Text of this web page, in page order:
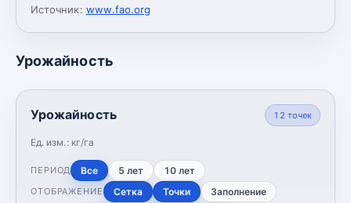
Источник: www.fao.org
Урожайность
Урожайность
Ед. изм.: кг/га
12 точек
ПЕРИОД Все 5 лет 10 лет
ОТОБРАЖЕНИЕ Сетка Точки Заполнение